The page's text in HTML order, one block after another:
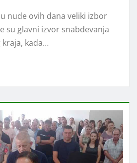
nude ovih dana veliki izbor
su glavni izvor snabdevanja
kada…